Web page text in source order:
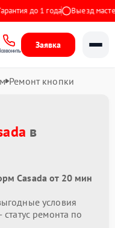
до 1 года Выезд
Заявка
Ремонт кнопки
в
Casada от 20 мин
условия
статус ремонта по